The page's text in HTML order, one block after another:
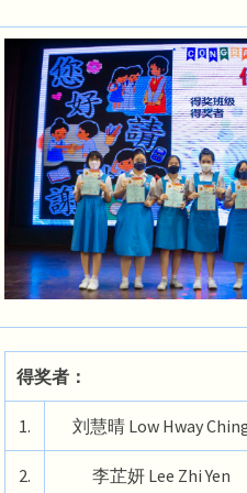
得奖者：
1. 刘慧晴 Low Hway
2. 李芷妍 Lee Zhi Yen